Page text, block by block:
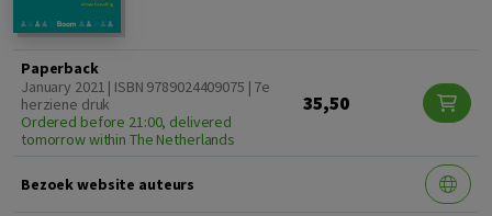
Paperback
January 2021 | ISBN 9789024409075 | 7e
herziene druk
Ordered before 21:00, delivered
tomorrow within The Netherlands
35,50
Bezoek website auteurs